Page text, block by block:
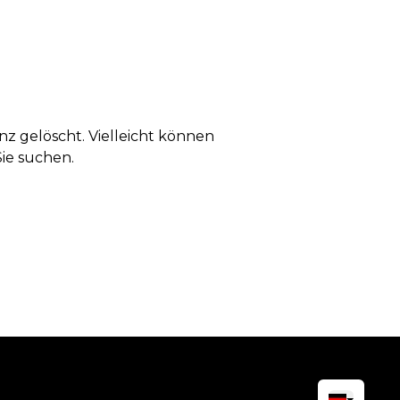
gelöscht. Vielleicht können
suchen.